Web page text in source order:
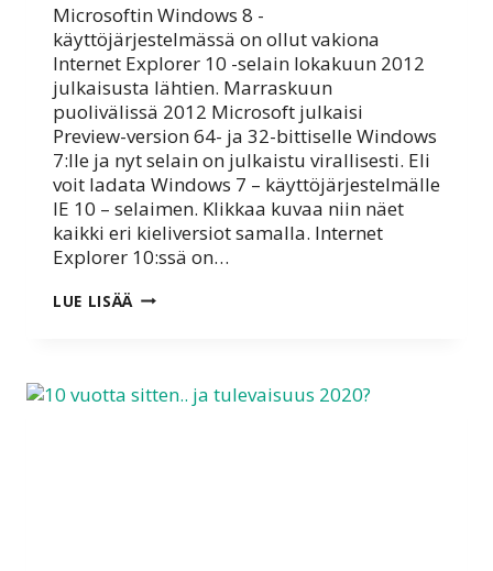
Microsoftin Windows 8 -
käyttöjärjestelmässä on ollut vakiona
Internet Explorer 10 -selain lokakuun 2012
julkaisusta lähtien. Marraskuun
puolivälissä 2012 Microsoft julkaisi
Preview-version 64- ja 32-bittiselle Windows
7:lle ja nyt selain on julkaistu virallisesti. Eli
voit ladata Windows 7 – käyttöjärjestelmälle
IE 10 – selaimen. Klikkaa kuvaa niin näet
kaikki eri kieliversiot samalla. Internet
Explorer 10:ssä on…
LUE LISÄÄ INTERNET
7:LLE